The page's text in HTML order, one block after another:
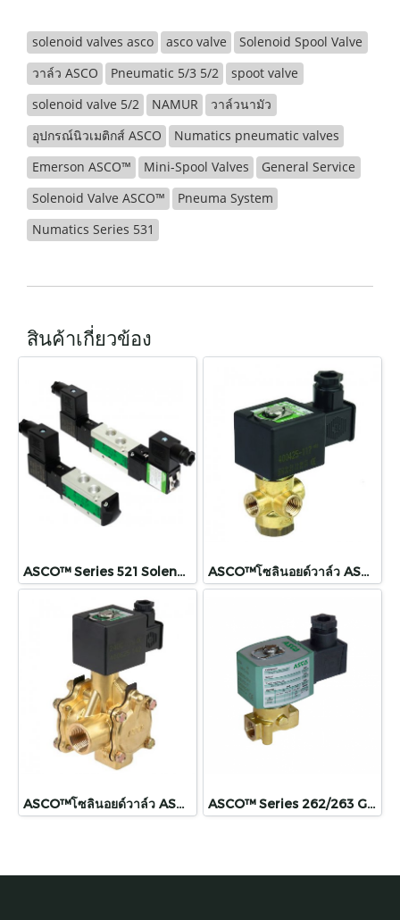
solenoid valves asco asco valve
Solenoid Spool Valve
วาล์ว ASCO
Pneumatic 5/3 5/2
spoot valve
solenoid valve 5/2
NAMUR
วาล์วนามัว
อุปกรณ์นิวเมติกส์ ASCO
Numatics pneumatic valves
Emerson ASCO™
Mini-Spool Valves
General Service
Solenoid Valve ASCO™
Pneuma System
Numatics Series 531
สินค้าเกี่ยวข้อง
ASCO™ Series 521 Solenoid Spool Valve ASCO™โซลินอยด์วาล์ว ASCO™ Series 320 Solenoid Valve
ASCO™โซลินอยด์วาล์ว ASCO™ Series 316 Solenoid Valve ASCO™ Series 262/263 General Service Solenoid Valve